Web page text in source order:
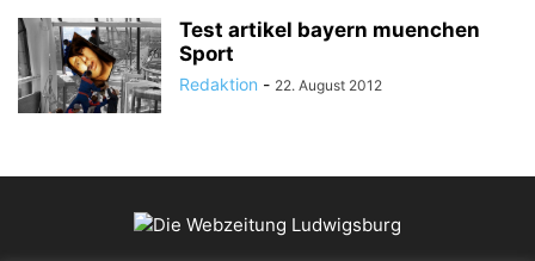
Test artikel bayern muenchen
Sport
Redaktion - 22. August 2012